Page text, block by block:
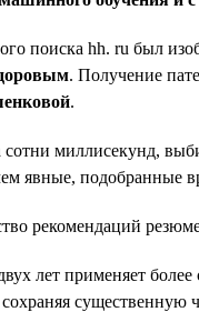
поиска hh. ru был
. Получение
.
сотни миллисекунд,
явные, подобранные
рекомендаций
лет применяет
существенную